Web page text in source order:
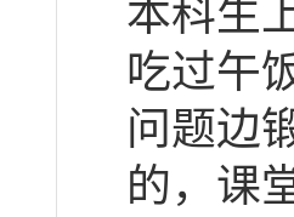
本科生
吃过午
问题边
的，课